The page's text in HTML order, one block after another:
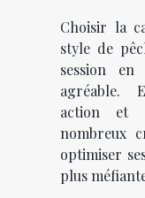
Choisir la
style de
session
agréable.
action et
nombreux
optimiser
plus